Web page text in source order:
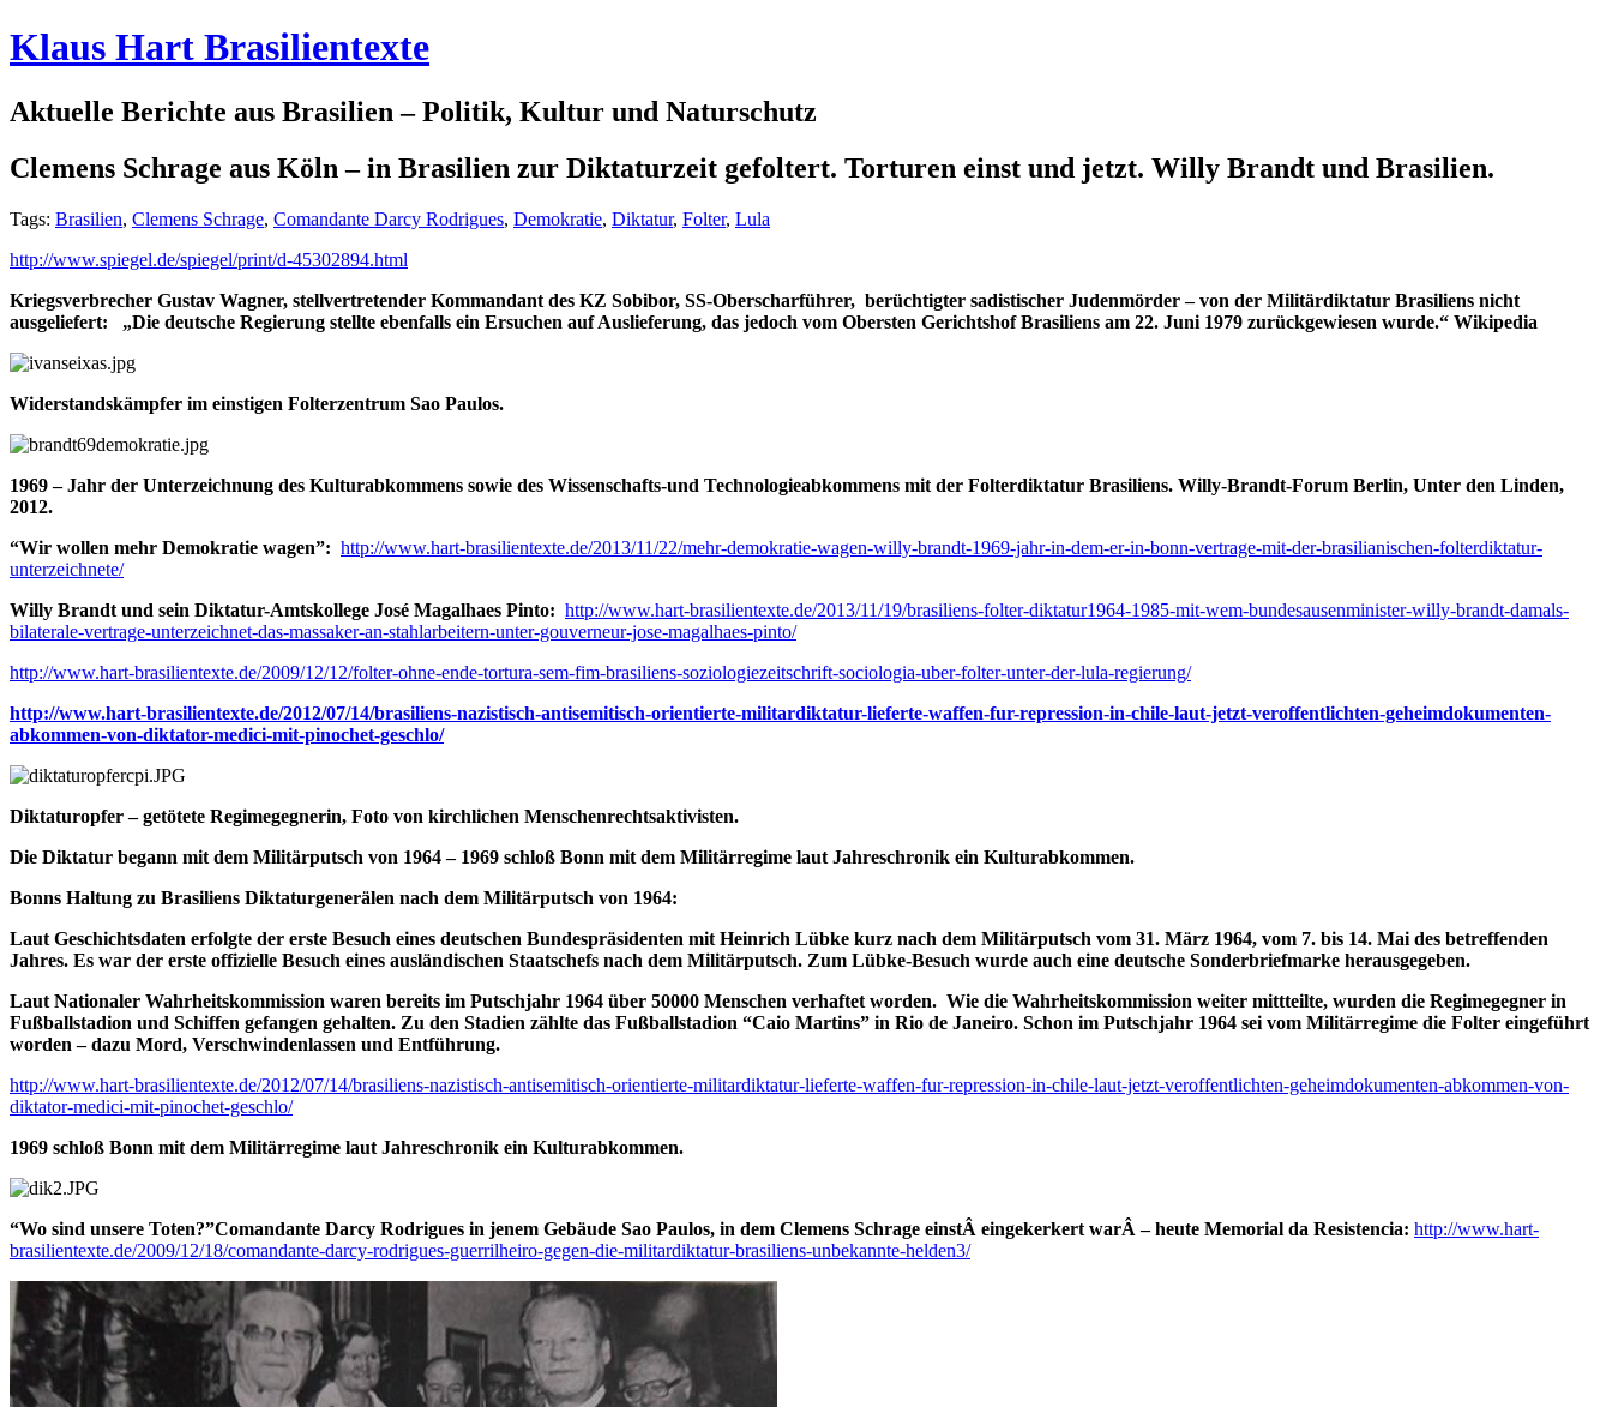
Klaus Hart Brasilientexte
Aktuelle Berichte aus Brasilien – Politik, Kultur und Naturschutz
Clemens Schrage aus Köln – in Brasilien zur Diktaturzeit gefoltert. Torturen einst und jetzt. Willy Brandt und Brasilien.
Tags: Brasilien, Clemens Schrage, Comandante Darcy Rodrigues, Demokratie, Diktatur, Folter, Lula
http://www.spiegel.de/spiegel/print/d-45302894.html
Kriegsverbrecher Gustav Wagner, stellvertretender Kommandant des KZ Sobibor, SS-Oberscharführer, berüchtigter sadistischer Judenmörder – von der Militärdiktatur Brasiliens nicht
ausgeliefert:
„Die deutsche Regierung stellte ebenfalls ein Ersuchen auf Auslieferung, das jedoch vom Obersten Gerichtshof Brasiliens am 22. Juni 1979 zurückgewiesen wurde.“ Wikipedia
Widerstandskämpfer im einstigen Folterzentrum Sao Paulos.
1969 – Jahr der Unterzeichnung des Kulturabkommens sowie des Wissenschafts-und Technologieabkommens mit der Folterdiktatur Brasiliens. Willy-Brandt-Forum Berlin, Unter den Linden,
2012.
“Wir wollen mehr Demokratie wagen”: http://www.hart-brasilientexte.de/2013/11/22/mehr-demokratie-wagen-willy-brandt-1969-jahr-in-dem-er-in-bonn-vertrage-mit-der-brasilianischen-folterdiktatur-
unterzeichnete/
Willy Brandt und sein Diktatur-Amtskollege José Magalhaes Pinto: http://www.hart-brasilientexte.de/2013/11/19/brasiliens-folter-diktatur1964-1985-mit-wem-bundesausenminister-willy-brandt-damals-
bilaterale-vertrage-unterzeichnet-das-massaker-an-stahlarbeitern-unter-gouverneur-jose-magalhaes-pinto/
http://www.hart-brasilientexte.de/2009/12/12/folter-ohne-ende-tortura-sem-fim-brasiliens-soziologiezeitschrift-sociologia-uber-folter-unter-der-lula-regierung/
http://www.hart-brasilientexte.de/2012/07/14/brasiliens-nazistisch-antisemitisch-orientierte-militardiktatur-lieferte-waffen-fur-repression-in-chile-laut-jetzt-veroffentlichten-geheimdokumenten-
abkommen-von-diktator-medici-mit-pinochet-geschlo/
Diktaturopfer – getötete Regimegegnerin, Foto von kirchlichen Menschenrechtsaktivisten.
Die Diktatur begann mit dem Militärputsch von 1964 – 1969 schloß Bonn mit dem Militärregime laut Jahreschronik ein Kulturabkommen.
Bonns Haltung zu Brasiliens Diktaturgenerälen nach dem Militärputsch von 1964:
Laut Geschichtsdaten erfolgte der erste Besuch eines deutschen Bundespräsidenten mit Heinrich Lübke kurz nach dem Militärputsch vom 31. März 1964, vom 7. bis 14. Mai des betreffenden
Jahres. Es war der erste offizielle Besuch eines ausländischen Staatschefs nach dem Militärputsch. Zum Lübke-Besuch wurde auch eine deutsche Sonderbriefmarke herausgegeben.
Laut Nationaler Wahrheitskommission waren bereits im Putschjahr 1964 über 50000 Menschen verhaftet worden. Wie die Wahrheitskommission weiter mittteilte, wurden die Regimegegner in
Fußballstadion und Schiffen gefangen gehalten. Zu den Stadien zählte das Fußballstadion “Caio Martins” in Rio de Janeiro. Schon im Putschjahr 1964 sei vom Militärregime die Folter eingeführt
worden – dazu Mord, Verschwindenlassen und Entführung.
http://www.hart-brasilientexte.de/2012/07/14/brasiliens-nazistisch-antisemitisch-orientierte-militardiktatur-lieferte-waffen-fur-repression-in-chile-laut-jetzt-veroffentlichten-geheimdokumenten-abkommen-von-
diktator-medici-mit-pinochet-geschlo/
1969 schloß Bonn mit dem Militärregime laut Jahreschronik ein Kulturabkommen.
“Wo sind unsere Toten?”Comandante Darcy Rodrigues in jenem Gebäude Sao Paulos, in dem Clemens Schrage einstÂ eingekerkert warÂ – heute Memorial da Resistencia: http://www.hart-
brasilientexte.de/2009/12/18/comandante-darcy-rodrigues-guerrilheiro-gegen-die-militardiktatur-brasiliens-unbekannte-helden3/